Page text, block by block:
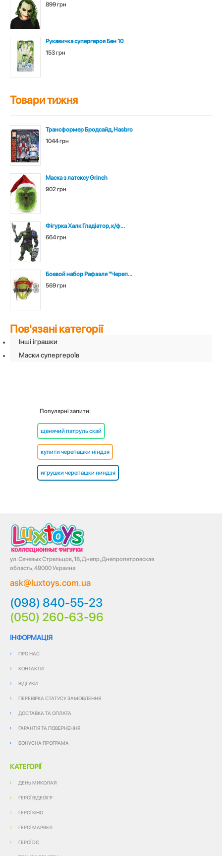
899 грн
Рукавичка супергероя Бен 10
153 грн
Товари тижня
Трансформер Бродсайд, Hasbro
1044 грн
Маска з латексу Grinch
902 грн
Фігурка Халк Гладіатор, к/ф...
664 грн
Боевой набор Рафаэля "Череп...
569 грн
Пов'язані категорії
Інші іграшки
Маски супергероїв
Популярні запити:
щенячий патруль скай
купити черепашки ніндзя
игрушки черепашки ниндзя
ул. Сечевых Стрельцов, 18, Днепр, Днепропетровская
область, 49000 Украина
ask@luxtoys.com.ua
(098) 840-55-23
(050) 260-63-96
ІНФОРМАЦІЯ
ПРО НАС
КОНТАКТИ
ВІДГУКИ
ПЕРЕВІРКА СТАТУСУ ЗАМОВЛЕННЯ
ДОСТАВКА ТА ОПЛАТА
ГАРАНТІЯ ТА ПОВЕРНЕННЯ
БОНУСНА ПРОГРАМА
КАТЕГОРІЇ
ДЕНЬ МИКОЛАЯ
ГЕРОЇ ВІДЕОІГР
ГЕРОЇ КІНО
ГЕРОЇ МАРВЕЛ
ГЕРОЇ DC